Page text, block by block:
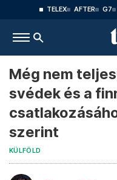
TELEX AFTER G7
Még nem
svédek és a
szerint
KÜLFÖLD